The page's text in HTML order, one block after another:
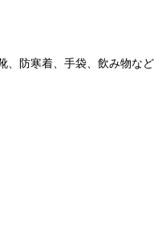
、防寒着、手袋、飲み物など